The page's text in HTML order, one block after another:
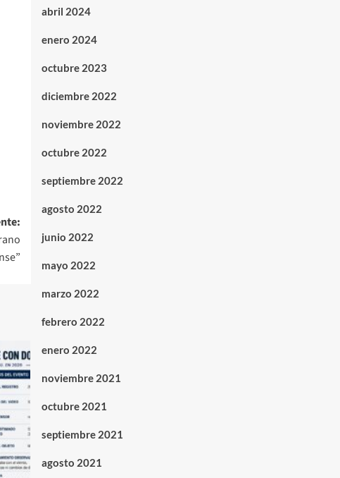
abril 2024
enero 2024
octubre 2023
diciembre 2022
noviembre 2022
octubre 2022
septiembre 2022
agosto 2022
junio 2022
mayo 2022
marzo 2022
febrero 2022
enero 2022
noviembre 2021
octubre 2021
septiembre 2021
agosto 2021